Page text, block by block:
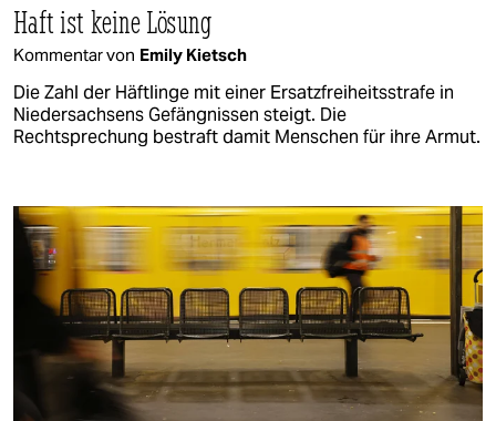
Haft ist keine Lösung
Kommentar von Emily Kietsch
Die Zahl der Häftlinge mit einer Ersatzfreiheitsstrafe in
Niedersachsens Gefängnissen steigt. Die
Rechtsprechung bestraft damit Menschen für ihre Armut.